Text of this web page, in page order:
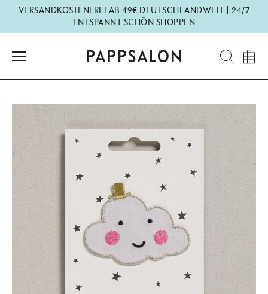
Direkt
VERSANDKOSTENFREI AB 49€ DEUTSCHLANDWEIT | 24/7
ENTSPANNT SCHÖN SHOPPEN